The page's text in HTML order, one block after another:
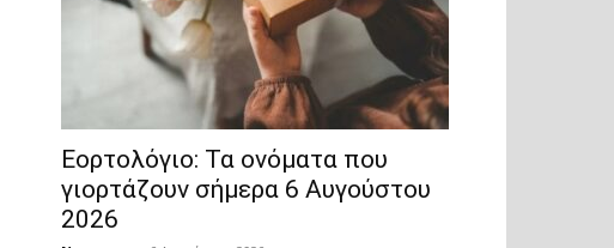
Εορτολόγιο: Τα ονόματα που
γιορτάζουν σήμερα 6 Αυγούστου
2026